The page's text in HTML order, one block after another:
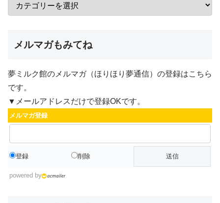
メルマガもみてね
夢ミルク館のメルマガ（ほりほり夢通信）の登録はこちら
です。
▼メールアドレスだけで登録OKです。
メルマガ登録
登録 削除
powered by